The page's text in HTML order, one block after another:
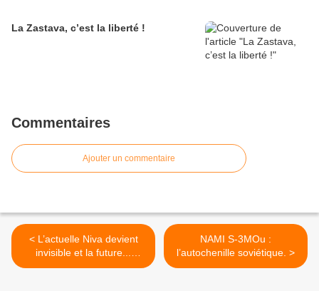
La Zastava, c’est la liberté !
Commentaires
Ajouter un commentaire
< L’actuelle Niva devient
invisible et la future...
visible.
NAMI S-3MOu :
l’autochenille soviétique. >